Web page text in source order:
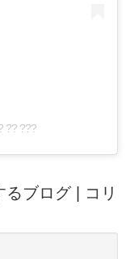
?? ???
ブログ | コリ